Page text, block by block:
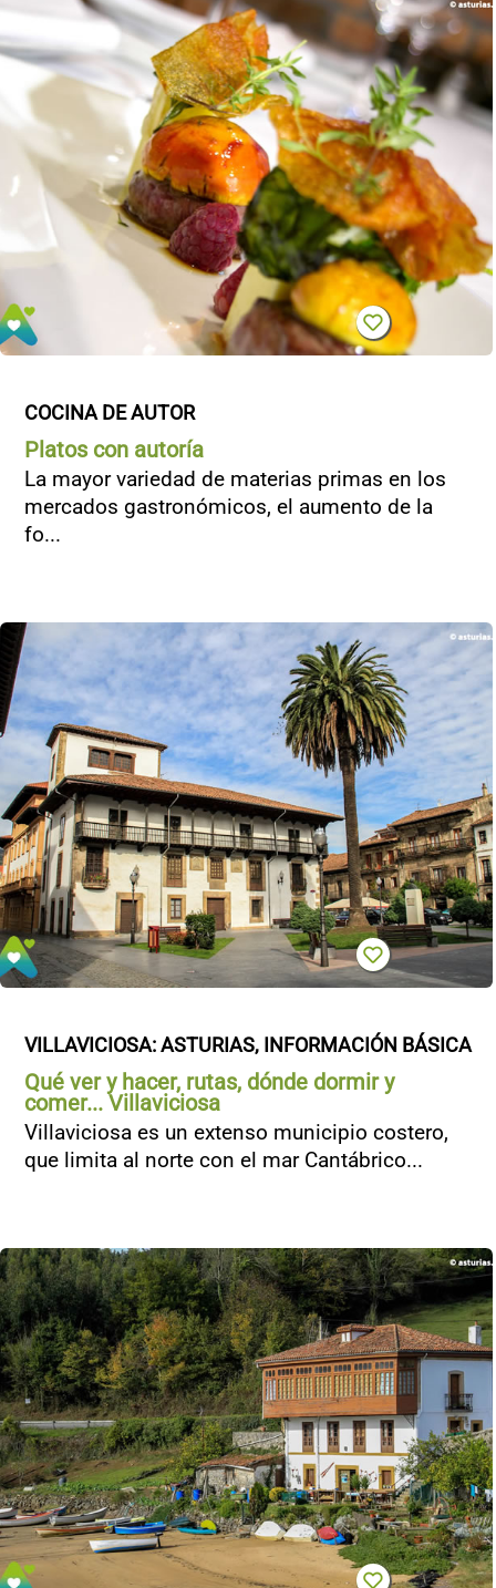
COCINA DE AUTOR
Platos con autoría
La mayor variedad de materias primas en los
mercados gastronómicos, el aumento de la
fo...
VILLAVICIOSA: ASTURIAS, INFORMACIÓN BÁSICA
Qué ver y hacer, rutas, dónde dormir y
comer... Villaviciosa
Villaviciosa es un extenso municipio costero,
que limita al norte con el mar Cantábrico...